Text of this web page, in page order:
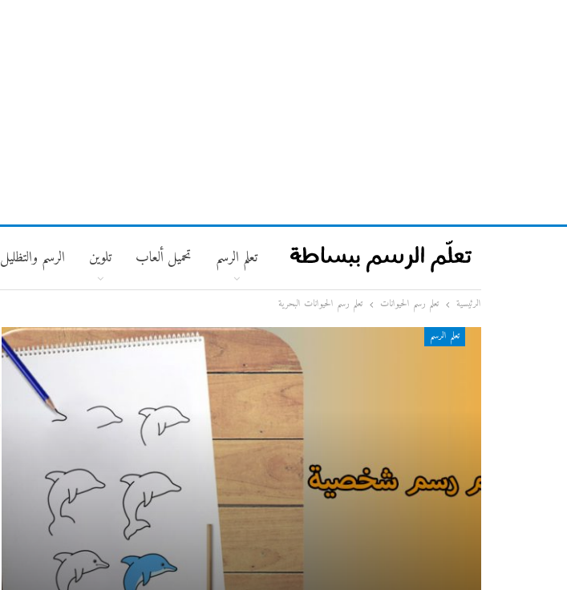
تعلم الرسم تحميل ألعاب تلوين الرسم والتظليل
الرئيسية تعلم رسم الحيوانات
تعلم رسم الحيوانات البحرية
تعلم الرسم